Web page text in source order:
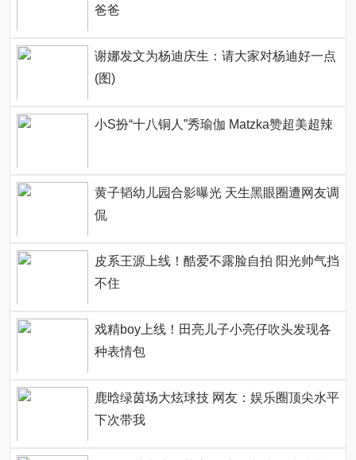
爸爸
谢娜发文为杨迪庆生：请大家对杨迪好一点
(图)
小S扮“十八铜人”秀瑜伽 Matzka赞超美超辣
黄子韬幼儿园合影曝光 天生黑眼圈遭网友调
侃
皮系王源上线！酷爱不露脸自拍 阳光帅气挡
不住
戏精boy上线！田亮儿子小亮仔吹头发现各
种表情包
鹿晗绿茵场大炫球技 网友：娱乐圈顶尖水平
下次带我